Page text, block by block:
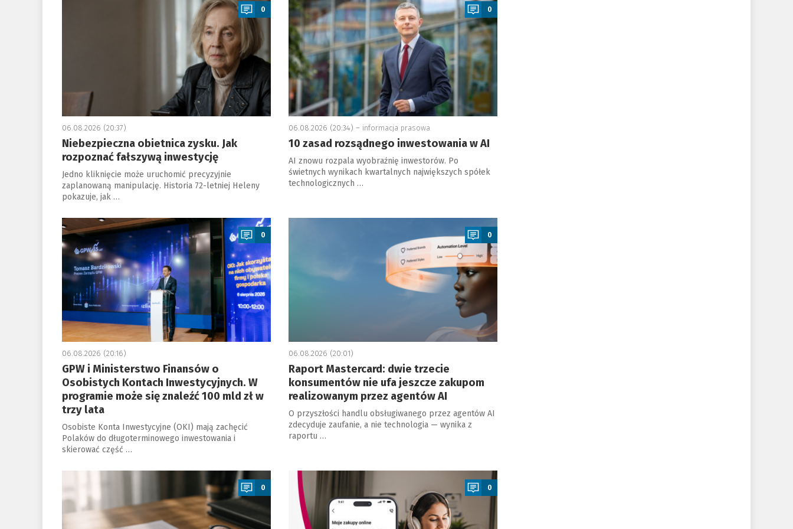
0
06.08.2026 (20:37)
Niebezpieczna obietnica zysku. Jak
rozpoznać fałszywą inwestycję
Jedno kliknięcie może uruchomić precyzyjnie
zaplanowaną manipulację. Historia 72-letniej Heleny
pokazuje, jak …
0
06.08.2026 (20:34) – informacja prasowa
10 zasad rozsądnego inwestowania w AI
AI znowu rozpala wyobraźnię inwestorów. Po
świetnych wynikach kwartalnych największych spółek
technologicznych …
a
0
06.08.2026 (20:16)
GPW i Ministerstwo Finansów o
Osobistych Kontach Inwestycyjnych. W
programie może się znaleźć 100 mld zł w
trzy lata
Osobiste Konta Inwestycyjne (OKI) mają zachęcić
Polaków do długoterminowego inwestowania i
skierować część …
a
0
06.08.2026 (20:01)
Raport Mastercard: dwie trzecie
konsumentów nie ufa jeszcze zakupom
realizowanym przez agentów AI
O przyszłości handlu obsługiwanego przez agentów AI
zdecyduje zaufanie, a nie technologia — wynika z
raportu …
a
0 0